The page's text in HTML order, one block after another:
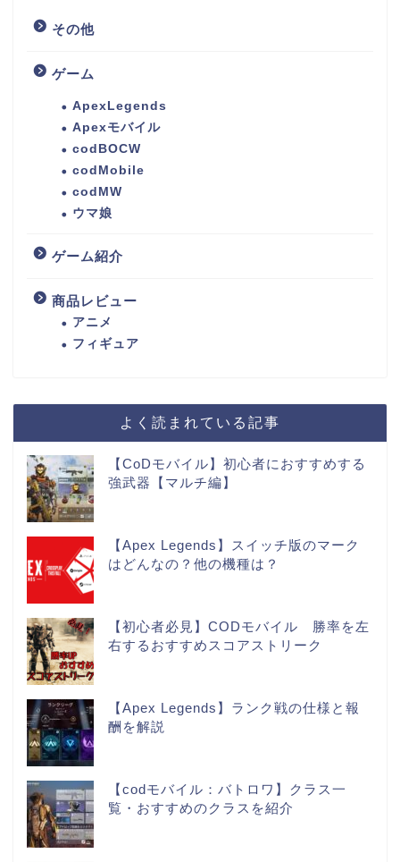
その他
ゲーム
ApexLegends
Apexモバイル
codBOCW
codMobile
codMW
ウマ娘
ゲーム紹介
商品レビュー
アニメ
フィギュア
よく読まれている記事
【CoDモバイル】初心者におすすめする
強武器【マルチ編】
【Apex Legends】スイッチ版のマーク
はどんなの？他の機種は？
【初心者必見】CODモバイル 勝率を左
右するおすすめスコアストリーク
【Apex Legends】ランク戦の仕様と報
酬を解説
【codモバイル：バトロワ】クラス一
覧・おすすめのクラスを紹介